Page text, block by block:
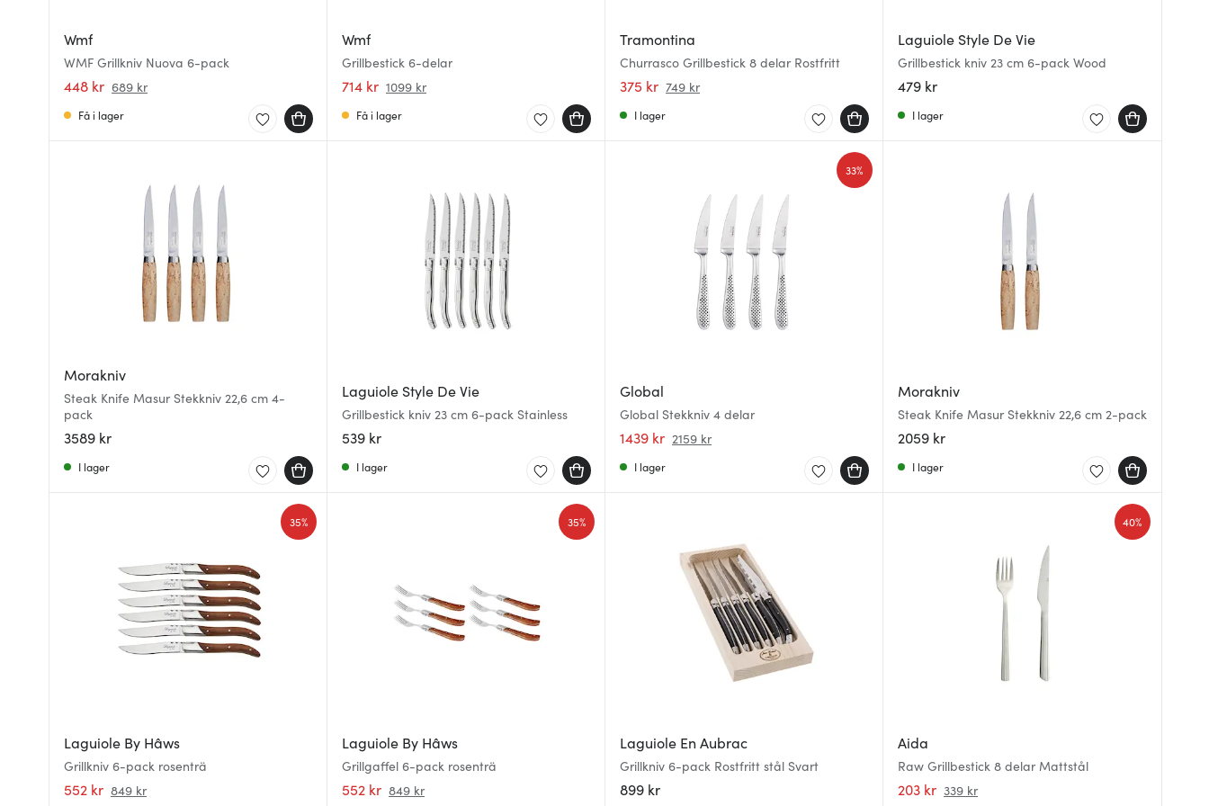
Wmf
WMF Grillkniv Nuova 6-pack
448 kr 689 kr
Få i lager
Wmf
Grillbestick 6-delar
714 kr 1099 kr
Få i lager
Tramontina
Churrasco Grillbestick 8 delar Rostfritt
375 kr 749 kr
I lager
Laguiole Style De Vie
Grillbestick kniv 23 cm 6-pack Wood
479 kr
I lager
Morakniv
Steak Knife Masur Stekkniv 22,6 cm 4-
pack
3589 kr
I lager
Laguiole Style De Vie
Grillbestick kniv 23 cm 6-pack Stainless
539 kr
I lager
Global
Global Stekkniv 4 delar
1439 kr 2159 kr
33%
I lager
Morakniv
Steak Knife Masur Stekkniv 22,6 cm 2-pack
2059 kr
I lager
Laguiole By Hâws
Grillkniv 6-pack rosenträ
552 kr 849 kr
35%
Laguiole By Hâws
Grillgaffel 6-pack rosenträ
552 kr 849 kr
35%
Laguiole En Aubrac
Grillkniv 6-pack Rostfritt stål Svart
899 kr
Aida
Raw Grillbestick 8 delar Mattstål
203 kr 339 kr
40%